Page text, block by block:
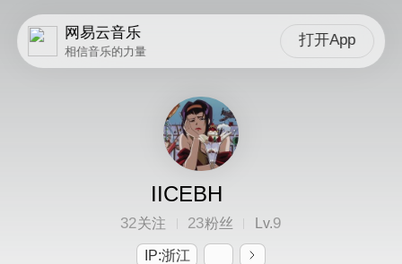
网易云音乐
相信音乐的力量
打开App
IICEBH
32关注 23粉丝 Lv.9
IP:浙江